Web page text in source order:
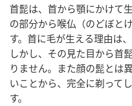
首髭は、首から顎にかけて
の部分から喉仏（のどぼと
す。 首に毛が生える理由は
しかし、その見た目から首
りません。 また顔の髭とは
いことから、完全に剃って
す。